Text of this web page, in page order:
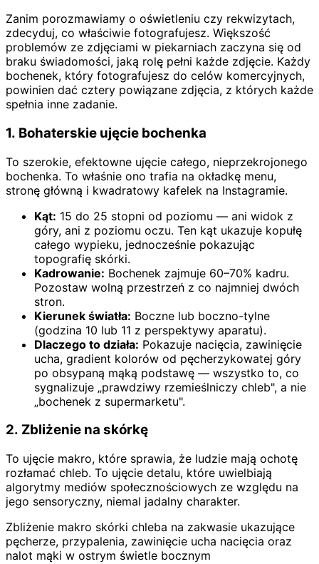
Zanim porozmawiamy o oświetleniu czy rekwizytach,
zdecyduj, co właściwie fotografujesz. Większość
problemów ze zdjęciami w piekarniach zaczyna się od
braku świadomości, jaką rolę pełni każde zdjęcie. Każdy
bochenek, który fotografujesz do celów komercyjnych,
powinien dać cztery powiązane zdjęcia, z których każde
spełnia inne zadanie.
1. Bohaterskie ujęcie bochenka
To szerokie, efektowne ujęcie całego, nieprzekrojonego
bochenka. To właśnie ono trafia na okładkę menu,
stronę główną i kwadratowy kafelek na Instagramie.
Kąt: 15 do 25 stopni od poziomu — ani widok z
góry, ani z poziomu oczu. Ten kąt ukazuje kopułę
całego wypieku, jednocześnie pokazując
topografię skórki.
Kadrowanie: Bochenek zajmuje 60–70% kadru.
Pozostaw wolną przestrzeń z co najmniej dwóch
stron.
Kierunek światła: Boczne lub boczno-tylne
(godzina 10 lub 11 z perspektywy aparatu).
Dlaczego to działa: Pokazuje nacięcia, zawinięcie
ucha, gradient kolorów od pęcherzykowatej góry
po obsypaną mąką podstawę — wszystko to, co
sygnalizuje „prawdziwy rzemieślniczy chleb", a nie
„bochenek z supermarketu".
2. Zbliżenie na skórkę
To ujęcie makro, które sprawia, że ludzie mają ochotę
rozłamać chleb. To ujęcie detalu, które uwielbiają
algorytmy mediów społecznościowych ze względu na
jego sensoryczny, niemal jadalny charakter.
Zbliżenie makro skórki chleba na zakwasie ukazujące
pęcherze, przypalenia, zawinięcie ucha nacięcia oraz
nalot mąki w ostrym świetle bocznym